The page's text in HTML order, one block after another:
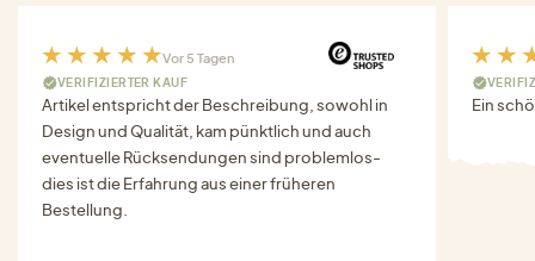
Vor 5 Tagen
VERIFIZIERTER KAUF
Artikel entspricht der Beschreibung, sowohl in
Design und Qualität, kam pünktlich und auch
eventuelle Rücksendungen sind problemlos-
dies ist die Erfahrung aus einer früheren
Bestellung.
Ein